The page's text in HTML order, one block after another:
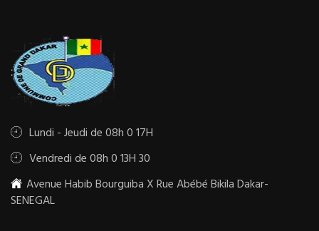
Lundi - Jeudi de 08h 0 17H
Vendredi de 08h 0 13H 30
Avenue Habib Bourguiba X Rue Abébé Bikila Dakar-
SENEGAL